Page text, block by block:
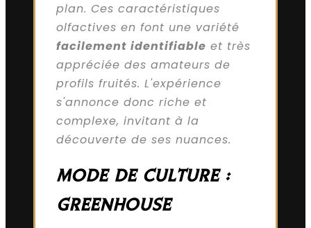
plan. Ces caractéristiques
olfactives en font une variété
facilement identifiable et très
appréciée des amateurs de
profils fruités. L'expérience
s'annonce donc riche et
complexe, invitant à la
découverte de ses nuances.
MODE DE CULTURE :
GREENHOUSE